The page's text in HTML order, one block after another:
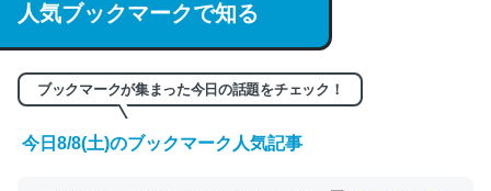
/064121
─GPTの仕組みと限界についての考察（１） - conceptualization
人気ブックマークで知る
ブックマークが集まった今日の話題をチェック！
今日8/8(土)のブックマーク人気記事